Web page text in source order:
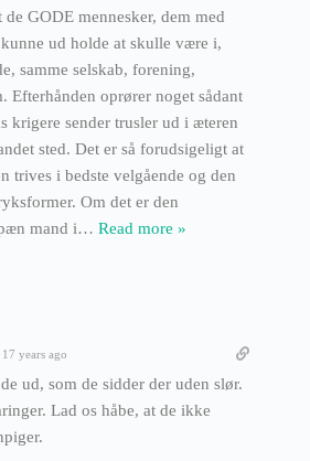
GODE mennesker, dem med
ud holde at skulle være i,
samme selskab, forening,
Efterhånden oprører noget sådant
krigere sender trusler ud i æteren
sted. Det er så forudsigeligt at
trives i bedste velgående og den
Om det er den
mand i… Read more »
17 years ago
ud, som de sidder der uden slør.
Lad os håbe, at de ikke